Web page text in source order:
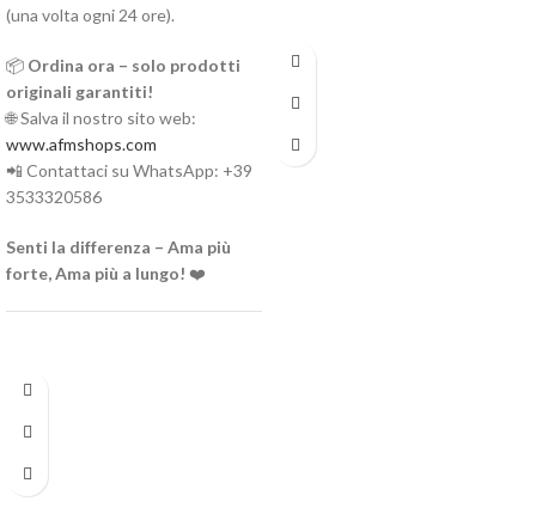
(una volta ogni 24 ore).
📦 Ordina ora – solo prodotti
originali garantiti!
🌐 Salva il nostro sito web:
www.afmshops.com
📲 Contattaci su WhatsApp: +39
3533320586
Senti la differenza – Ama più
forte, Ama più a lungo! ❤️